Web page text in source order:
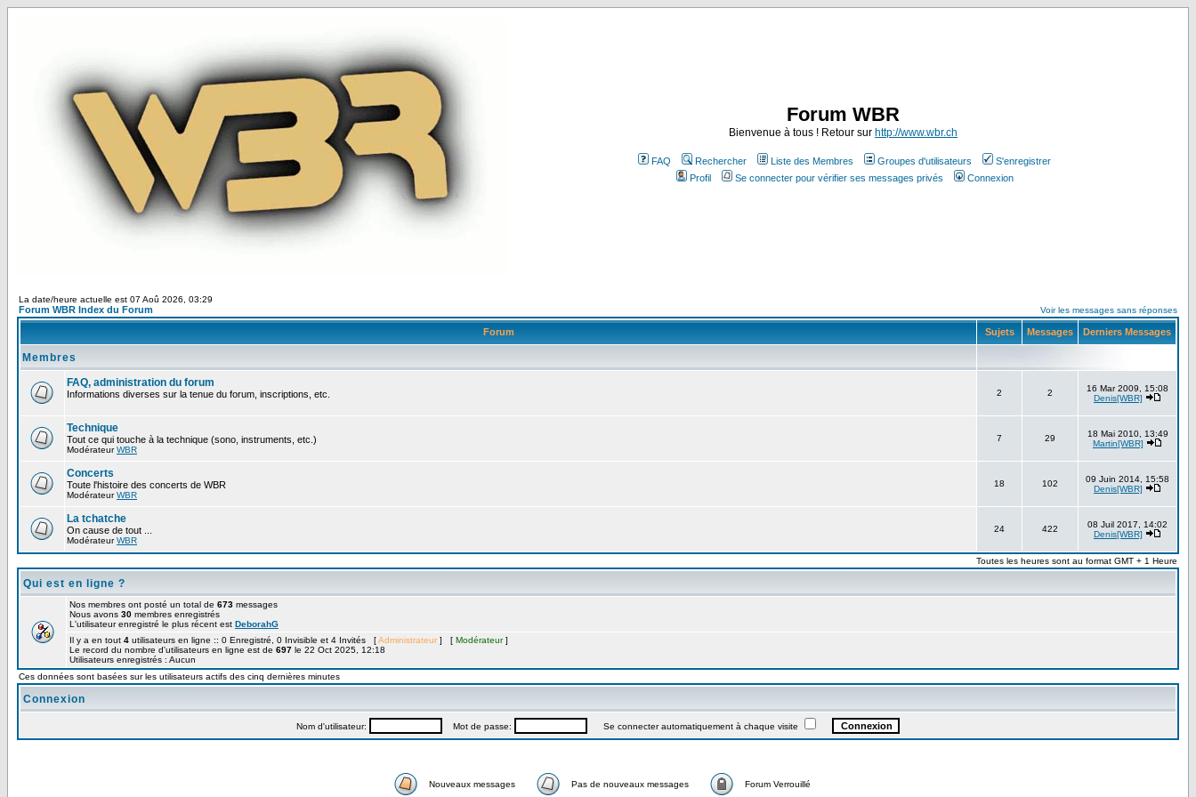
Forum WBR
Bienvenue à tous ! Retour sur http://www.wbr.ch
FAQ Rechercher Liste des Membres Groupes d'utilisateurs
S'enregistrer
Profil
Se connecter pour vérifier ses messages privés Connexion
La date/heure actuelle est 07 Aoû 2026, 03:29
Forum WBR Index du Forum Voir les messages sans réponses
Forum Sujets Messages Derniers Messages
Membres
FAQ, administration du forum
Informations diverses sur la tenue du forum, inscriptions, etc. 2 2
16 Mar 2009, 15:08
Denis[WBR]
Technique
Tout ce qui touche à la technique (sono, instruments, etc.)
ModérateurWBR
7 29
18 Mai 2010, 13:49
Martin[WBR]
Concerts
Toute l'histoire des concerts de WBR
ModérateurWBR
18 102
09 Juin 2014, 15:58
Denis[WBR]
La tchatche
On cause de tout ...
ModérateurWBR
24 422
08 Juil 2017, 14:02
Denis[WBR]
Toutes les heures sont au format GMT + 1 Heure
Qui est en ligne ?
Nos membres ont posté un total de 673 messages
Nous avons 30 membres enregistrés
L'utilisateur enregistré le plus récent est DeborahG
Il y a en tout 4 utilisateurs en ligne :: 0 Enregistré, 0 Invisible et 4 Invités [Administrateur ] [ Modérateur]
Le record du nombre d'utilisateurs en ligne est de 697 le 22 Oct 2025, 12:18
Utilisateurs enregistrés : Aucun
Ces données sont basées sur les utilisateurs actifs des cinq dernières minutes
Connexion
Nom d'utilisateur: Mot de passe: Se connecter automatiquement à chaque visite
Nouveaux messages Pas de nouveaux messages Forum Verrouillé